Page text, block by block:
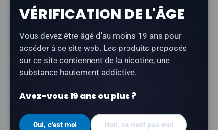
technologie PRO-FOCS 4.0. Il est compatible avec la
constante grâce à un débit d'air réglable.
Type de produit :Système à capsule ouverte
(rechargeable)
jusqu'à 35 W
Recharge :
USB Type-C
VÉRIFICATION DE L'ÂGE
Vous devez être âgé d'au moins 19 ans pour
accéder à ce site web. Les produits proposés
sur ce site contiennent de la nicotine, une
substance hautement addictive.
Avez-vous 19 ans ou plus ?
Oui, c'est moi Non, ce n'est pas moi